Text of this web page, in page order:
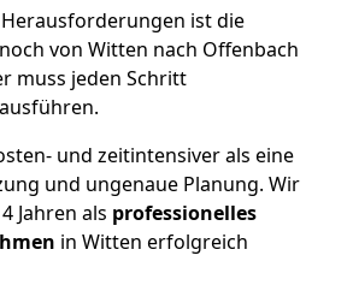
ist die
von Witten nach Offenbach
muss jeden Schritt
und zeitintensiver als eine
und ungenaue Planung. Wir
Jahren als professionelles
in Witten erfolgreich